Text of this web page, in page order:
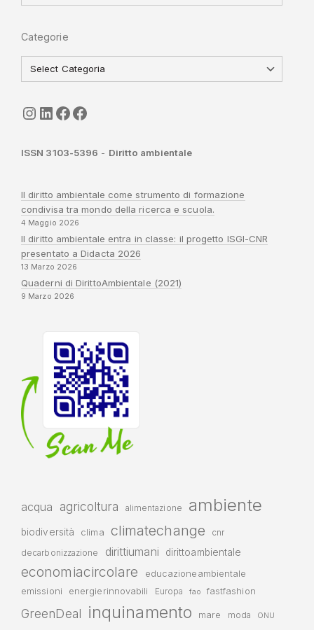
Categorie
seguici
LinkedIn
ISGI-CNRSapienza
ISSN 3103-5396 - Diritto ambientale
Il diritto ambientale come strumento di formazione
condivisa tra mondo della ricerca e scuola.
4 Maggio 2026
Il diritto ambientale entra in classe: il progetto ISGI-CNR
presentato a Didacta 2026
13 Marzo 2026
Quaderni di DirittoAmbientale (2021)
9 Marzo 2026
acqua agricoltura alimentazione ambiente
biodiversità clima climatechange cnr
decarbonizzazione dirittiumani dirittoambientale
economiacircolare
educazioneambientale
emissioni
energierinnovabili Europa fao fastfashion
GreenDeal inquinamento mare moda ONU